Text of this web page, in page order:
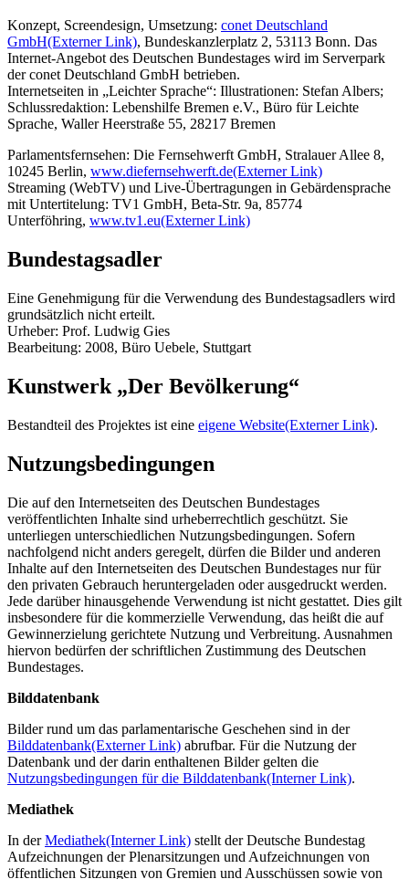
Konzept, Screendesign, Umsetzung: conet Deutschland
GmbH(Externer Link), Bundeskanzlerplatz 2, 53113 Bonn. Das
Internet-Angebot des Deutschen Bundestages wird im Serverpark
der conet Deutschland GmbH betrieben.
Internetseiten in „Leichter Sprache“: Illustrationen: Stefan Albers;
Schlussredaktion: Lebenshilfe Bremen e.V., Büro für Leichte
Sprache, Waller Heerstraße 55, 28217 Bremen
Parlamentsfernsehen: Die Fernsehwerft GmbH, Stralauer Allee 8,
10245 Berlin, www.diefernsehwerft.de(Externer Link)
Streaming (WebTV) und Live-Übertragungen in Gebärdensprache
mit Untertitelung: TV1 GmbH, Beta-Str. 9a, 85774
Unterföhring, www.tv1.eu(Externer Link)
Bundestagsadler
Eine Genehmigung für die Verwendung des Bundestagsadlers wird
grundsätzlich nicht erteilt.
Urheber: Prof. Ludwig Gies
Bearbeitung: 2008, Büro Uebele, Stuttgart
Kunstwerk „Der Bevölkerung“
Bestandteil des Projektes ist eine eigene Website(Externer Link).
Nutzungsbedingungen
Die auf den Internetseiten des Deutschen Bundestages
veröffentlichten Inhalte sind urheberrechtlich geschützt. Sie
unterliegen unterschiedlichen Nutzungsbedingungen. Sofern
nachfolgend nicht anders geregelt, dürfen die Bilder und anderen
Inhalte auf den Internetseiten des Deutschen Bundestages nur für
den privaten Gebrauch heruntergeladen oder ausgedruckt werden.
Jede darüber hinausgehende Verwendung ist nicht gestattet. Dies gilt
insbesondere für die kommerzielle Verwendung, das heißt die auf
Gewinnerzielung gerichtete Nutzung und Verbreitung. Ausnahmen
hiervon bedürfen der schriftlichen Zustimmung des Deutschen
Bundestages.
Bilddatenbank
Bilder rund um das parlamentarische Geschehen sind in der
Bilddatenbank(Externer Link) abrufbar. Für die Nutzung der
Datenbank und der darin enthaltenen Bilder gelten die
Nutzungsbedingungen für die Bilddatenbank(Interner Link).
Mediathek
In derMediathek(Interner Link) stellt der Deutsche Bundestag
Aufzeichnungen der Plenarsitzungen und Aufzeichnungen von
öffentlichen Sitzungen von Gremien und Ausschüssen sowie von